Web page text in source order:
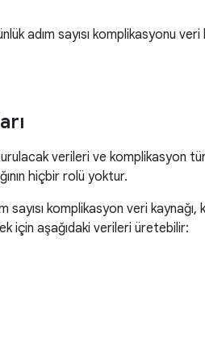
adım sayısı komplikasyonu
verileri ve komplikasyon
hiçbir rolü yoktur.
komplikasyon veri kaynağı,
için aşağıdaki verileri üretebilir: